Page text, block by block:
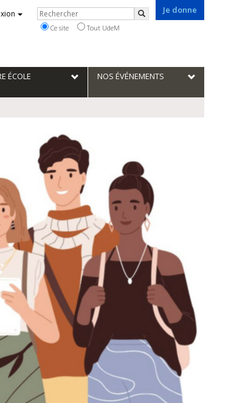
Je donne
Rechercher
Rechercher
Ce site Tout UdeM
ÉCOLE NOS ÉVÉNEMENTS